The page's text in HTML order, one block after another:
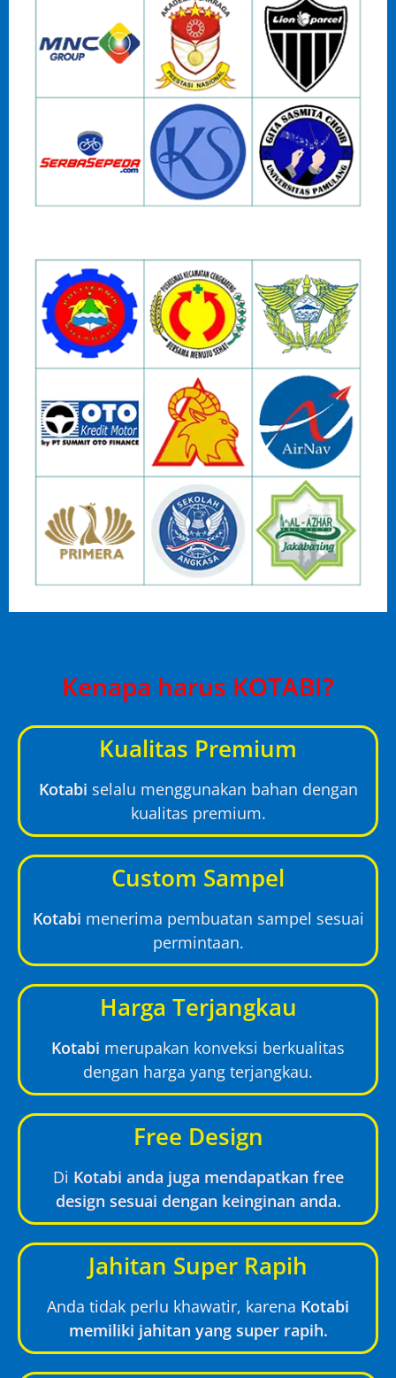
Kenapa harus KOTABI?
Kualitas Premium
Kotabi selalu menggunakan bahan dengan
kualitas premium.
Custom Sampel
Kotabi menerima pembuatan sampel sesuai
permintaan.
Harga Terjangkau
Kotabi merupakan konveksi berkualitas
dengan harga yang terjangkau.
Free Design
Di Kotabi anda juga mendapatkan free
design sesuai dengan keinginan anda.
Jahitan Super Rapih
Anda tidak perlu khawatir, karena Kotabi
memiliki jahitan yang super rapih.